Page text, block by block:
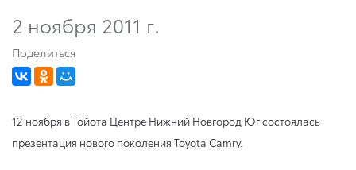
2 ноября 2011 г.
Поделиться
12 ноября в Тойота Центре Нижний Новгород Юг состоялась
презентация нового поколения Toyota Camry.